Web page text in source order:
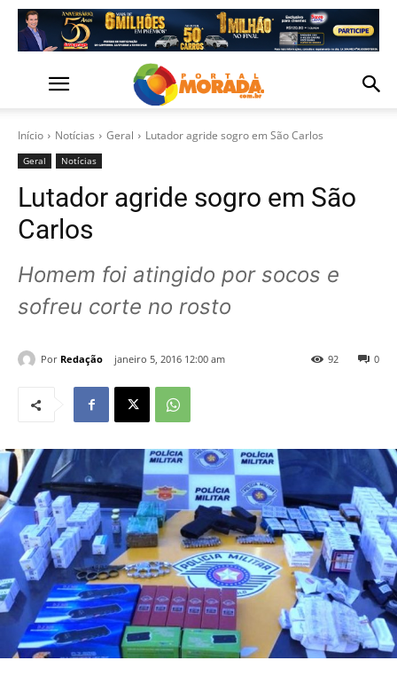
Início Notícias Geral Lutador agride sogro em São Carlos
Geral Notícias
Lutador agride sogro em São
Carlos
Homem foi atingido por socos e
sofreu corte no rosto
Por Redação janeiro 5, 2016 12:00 am 0
92